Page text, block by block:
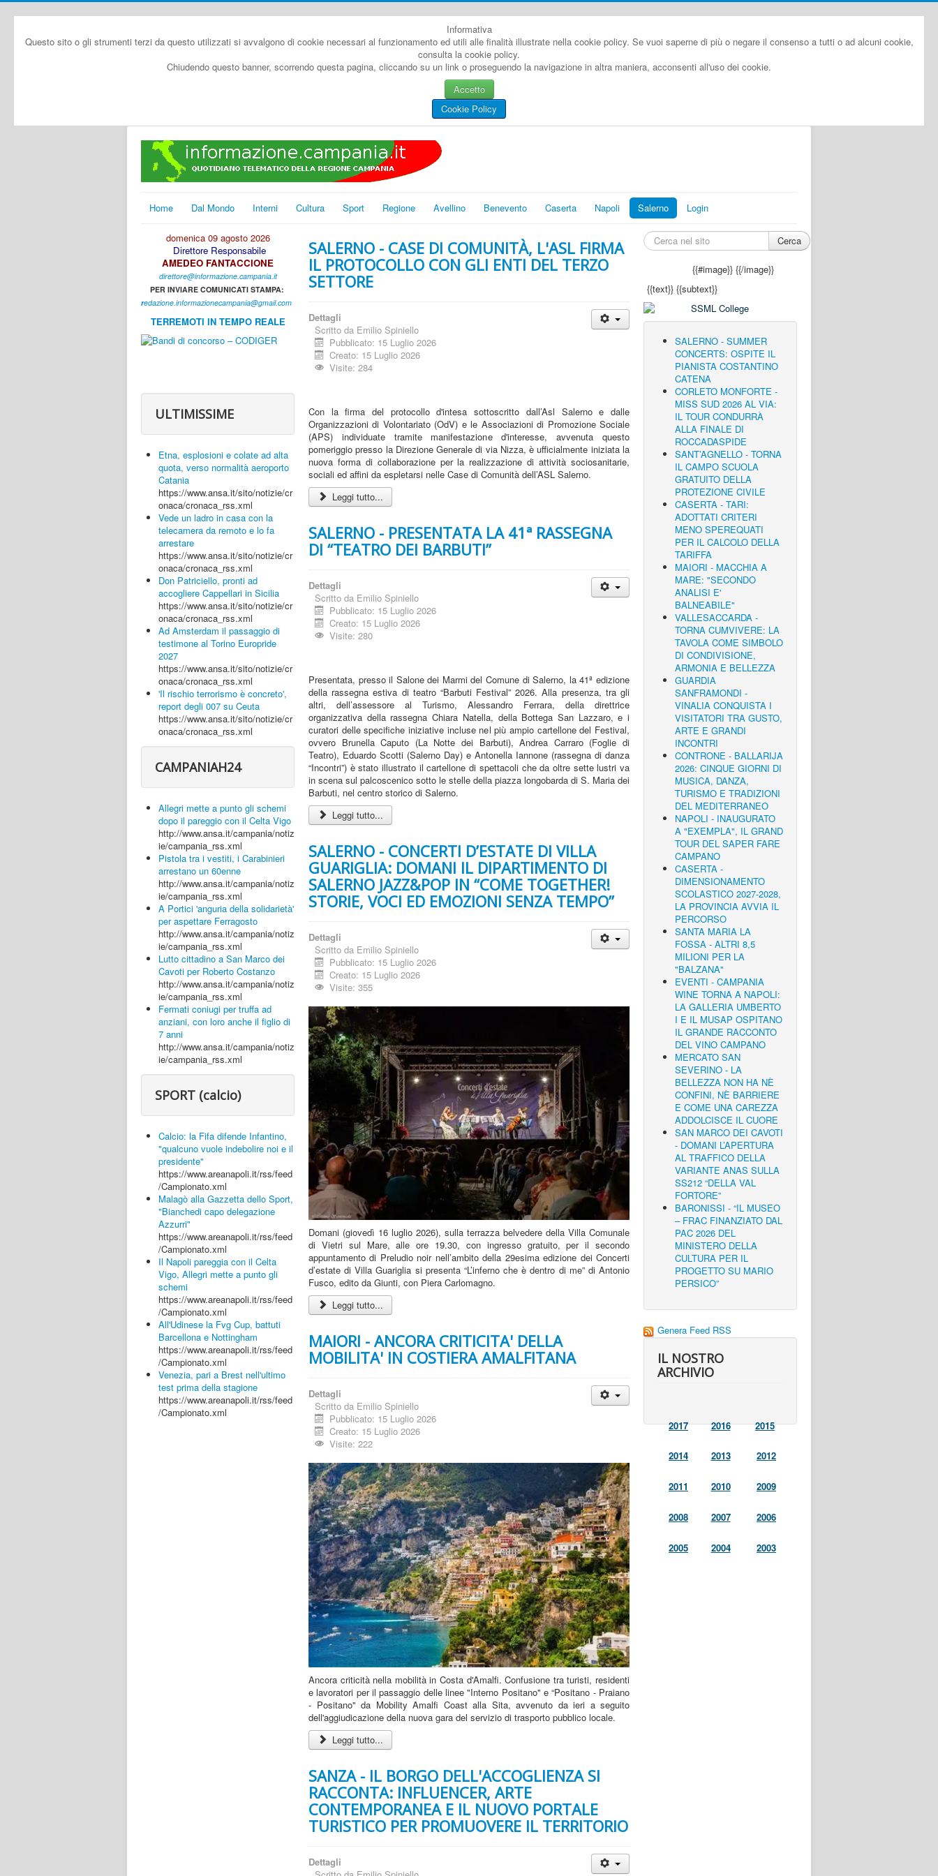
Informativa
Questo sito o gli strumenti terzi da questo utilizzati si avvalgono di cookie necessari al funzionamento ed utili alle finalità illustrate nella cookie policy. Se vuoi saperne di più o negare il consenso a tutti o ad alcuni cookie,
consulta la cookie policy.
Chiudendo questo banner, scorrendo questa pagina, cliccando su un link o proseguendo la navigazione in altra maniera, acconsenti all'uso dei cookie.
Accetto
Cookie Policy
Home Dal Mondo Interni Cultura Sport Regione Avellino Benevento Caserta Napoli Salerno Login
domenica 09 agosto 2026
Direttore Responsabile
AMEDEO FANTACCIONE
direttore@informazione.campania.it
PER INVIARE COMUNICATI STAMPA:
redazione.informazionecampania@gmail.com
TERREMOTI IN TEMPO REALE
ULTIMISSIME
Etna, esplosioni e colate ad alta
quota, verso normalità aeroporto
Catania
https://www.ansa.it/sito/notizie/cr
onaca/cronaca_rss.xml
Vede un ladro in casa con la
telecamera da remoto e lo fa
arrestare
https://www.ansa.it/sito/notizie/cr
onaca/cronaca_rss.xml
Don Patriciello, pronti ad
accogliere Cappellari in Sicilia
https://www.ansa.it/sito/notizie/cr
onaca/cronaca_rss.xml
Ad Amsterdam il passaggio di
testimone al Torino Europride
2027
https://www.ansa.it/sito/notizie/cr
onaca/cronaca_rss.xml
'Il rischio terrorismo è concreto',
report degli 007 su Ceuta
https://www.ansa.it/sito/notizie/cr
onaca/cronaca_rss.xml
CAMPANIAH24
Allegri mette a punto gli schemi
dopo il pareggio con il Celta Vigo
http://www.ansa.it/campania/notiz
ie/campania_rss.xml
Pistola tra i vestiti, i Carabinieri
arrestano un 60enne
http://www.ansa.it/campania/notiz
ie/campania_rss.xml
A Portici 'anguria della solidarietà'
per aspettare Ferragosto
http://www.ansa.it/campania/notiz
ie/campania_rss.xml
Lutto cittadino a San Marco dei
Cavoti per Roberto Costanzo
http://www.ansa.it/campania/notiz
ie/campania_rss.xml
Fermati coniugi per truffa ad
anziani, con loro anche il figlio di
7 anni
http://www.ansa.it/campania/notiz
ie/campania_rss.xml
SPORT (calcio)
Calcio: la Fifa difende Infantino,
"qualcuno vuole indebolire noi e il
presidente"
https://www.areanapoli.it/rss/feed
/Campionato.xml
Malagò alla Gazzetta dello Sport,
"Bianchedi capo delegazione
Azzurri"
https://www.areanapoli.it/rss/feed
/Campionato.xml
Il Napoli pareggia con il Celta
Vigo, Allegri mette a punto gli
schemi
https://www.areanapoli.it/rss/feed
/Campionato.xml
All'Udinese la Fvg Cup, battuti
Barcellona e Nottingham
https://www.areanapoli.it/rss/feed
/Campionato.xml
Venezia, pari a Brest nell'ultimo
test prima della stagione
https://www.areanapoli.it/rss/feed
/Campionato.xml
SALERNO - CASE DI COMUNITÀ, L'ASL FIRMA
IL PROTOCOLLO CON GLI ENTI DEL TERZO
SETTORE
Dettagli
Scritto da Emilio Spiniello
Pubblicato: 15 Luglio 2026
Creato: 15 Luglio 2026
Visite: 284
Con la firma del protocollo d'intesa sottoscritto dall’Asl Salerno e dalle
Organizzazioni di Volontariato (OdV) e le Associazioni di Promozione Sociale
(APS) individuate tramite manifestazione d'interesse, avvenuta questo
pomeriggio presso la Direzione Generale di via Nizza, è ufficialmente iniziata la
nuova forma di collaborazione per la realizzazione di attività sociosanitarie,
sociali ed affini da espletarsi nelle Case di Comunità dell’ASL Salerno.
Leggi tutto...
SALERNO - PRESENTATA LA 41ª RASSEGNA
DI “TEATRO DEI BARBUTI”
Dettagli
Scritto da Emilio Spiniello
Pubblicato: 15 Luglio 2026
Creato: 15 Luglio 2026
Visite: 280
Presentata, presso il Salone dei Marmi del Comune di Salerno, la 41ª edizione
della rassegna estiva di teatro “Barbuti Festival” 2026. Alla presenza, tra gli
altri, dell’assessore al Turismo, Alessandro Ferrara, della direttrice
organizzativa della rassegna Chiara Natella, della Bottega San Lazzaro, e i
curatori delle specifiche iniziative incluse nel più ampio cartellone del Festival,
ovvero Brunella Caputo (La Notte dei Barbuti), Andrea Carraro (Foglie di
Teatro), Eduardo Scotti (Salerno Day) e Antonella Iannone (rassegna di danza
“Incontri”) è stato illustrato il cartellone di spettacoli che da oltre sette lustri va
in scena sul palcoscenico sotto le stelle della piazza longobarda di S. Maria dei
Barbuti, nel centro storico di Salerno.
Leggi tutto...
SALERNO - CONCERTI D’ESTATE DI VILLA
GUARIGLIA: DOMANI IL DIPARTIMENTO DI
SALERNO JAZZ&POP IN “COME TOGETHER!
STORIE, VOCI ED EMOZIONI SENZA TEMPO”
Dettagli
Scritto da Emilio Spiniello
Pubblicato: 15 Luglio 2026
Creato: 15 Luglio 2026
Visite: 355
Domani (giovedì 16 luglio 2026), sulla terrazza belvedere della Villa Comunale
di Vietri sul Mare, alle ore 19.30, con ingresso gratuito, per il secondo
appuntamento di Preludio noir nell’ambito della 29esima edizione dei Concerti
d’estate di Villa Guariglia si presenta “L’inferno che è dentro di me” di Antonio
Fusco, edito da Giunti, con Piera Carlomagno.
Leggi tutto...
MAIORI - ANCORA CRITICITA' DELLA
MOBILITA' IN COSTIERA AMALFITANA
Dettagli
Scritto da Emilio Spiniello
Pubblicato: 15 Luglio 2026
Creato: 15 Luglio 2026
Visite: 222
Ancora criticità nella mobilità in Costa d'Amalfi. Confusione tra turisti, residenti
e lavoratori per il passaggio delle linee "Interno Positano" e “Positano - Praiano
- Positano" da Mobility Amalfi Coast alla Sita, avvenuto da ieri a seguito
dell'aggiudicazione della nuova gara del servizio di trasporto pubblico locale.
Leggi tutto...
SANZA - IL BORGO DELL'ACCOGLIENZA SI
RACCONTA: INFLUENCER, ARTE
CONTEMPORANEA E IL NUOVO PORTALE
TURISTICO PER PROMUOVERE IL TERRITORIO
Dettagli
Cerca
{{#image}}{{/image}}
{{text}} {{subtext}}
SALERNO - SUMMER
CONCERTS: OSPITE IL
PIANISTA COSTANTINO
CATENA
CORLETO MONFORTE -
MISS SUD 2026 AL VIA:
IL TOUR CONDURRÀ
ALLA FINALE DI
ROCCADASPIDE
SANT’AGNELLO - TORNA
IL CAMPO SCUOLA
GRATUITO DELLA
PROTEZIONE CIVILE
CASERTA - TARI:
ADOTTATI CRITERI
MENO SPEREQUATI
PER IL CALCOLO DELLA
TARIFFA
MAIORI - MACCHIA A
MARE: "SECONDO
ANALISI E'
BALNEABILE"
VALLESACCARDA -
TORNA CUMVIVERE: LA
TAVOLA COME SIMBOLO
DI CONDIVISIONE,
ARMONIA E BELLEZZA
GUARDIA
SANFRAMONDI -
VINALIA CONQUISTA I
VISITATORI TRA GUSTO,
ARTE E GRANDI
INCONTRI
CONTRONE - BALLARIJA
2026: CINQUE GIORNI DI
MUSICA, DANZA,
TURISMO E TRADIZIONI
DEL MEDITERRANEO
NAPOLI - INAUGURATO
A "EXEMPLA", IL GRAND
TOUR DEL SAPER FARE
CAMPANO
CASERTA -
DIMENSIONAMENTO
SCOLASTICO 2027-2028,
LA PROVINCIA AVVIA IL
PERCORSO
SANTA MARIA LA
FOSSA - ALTRI 8,5
MILIONI PER LA
"BALZANA"
EVENTI - CAMPANIA
WINE TORNA A NAPOLI:
LA GALLERIA UMBERTO
I E IL MUSAP OSPITANO
IL GRANDE RACCONTO
DEL VINO CAMPANO
MERCATO SAN
SEVERINO - LA
BELLEZZA NON HA NÈ
CONFINI, NÈ BARRIERE
E COME UNA CAREZZA
ADDOLCISCE IL CUORE
SAN MARCO DEI CAVOTI
- DOMANI L’APERTURA
AL TRAFFICO DELLA
VARIANTE ANAS SULLA
SS212 “DELLA VAL
FORTORE”
BARONISSI - “IL MUSEO
– FRAC FINANZIATO DAL
PAC 2026 DEL
MINISTERO DELLA
CULTURA PER IL
PROGETTO SU MARIO
PERSICO”
Genera Feed RSS
IL NOSTRO
ARCHIVIO
2017 2016 2015
2014 2013 2012
2011 2010 2009
2008 2007 2006
2005 2004 2003